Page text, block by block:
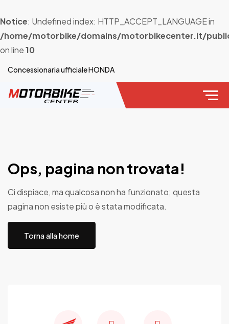
Notice: Undefined index: HTTP_ACCEPT_LANGUAGE in
/home/motorbike/domains/motorbikecenter.it/
on line10
Concessionaria ufficiale HONDA
Ops, pagina non trovata!
Ci dispiace, ma qualcosa non ha funzionato; questa
pagina non esiste più o è stata modificata.
Torna alla home